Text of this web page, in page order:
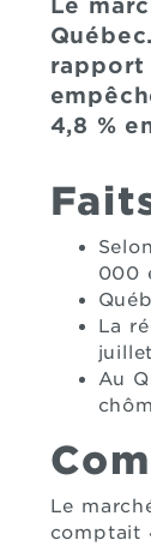
Le
rapport
4,8 %
000
La
Au
Le
comptait